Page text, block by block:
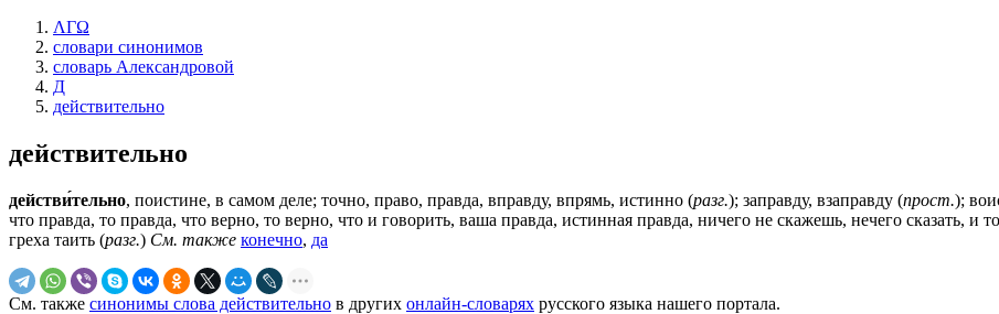
ΛΓΩ
словари синонимов
словарь Александровой
Д
действительно
действительно
действи́тельно, поистине, в самом деле; точно, право, правда, вправду, впрямь, истинно (разг.); заправду, взаправду (прост.);
что правда, то правда, что верно, то верно, что и говорить, ваша правда, истинная правда, ничего не скажешь, нечего сказать, и
греха таить (разг.) См. также конечно, да
См. также синонимы слова действительно в других онлайн-словарях русского языка нашего портала.